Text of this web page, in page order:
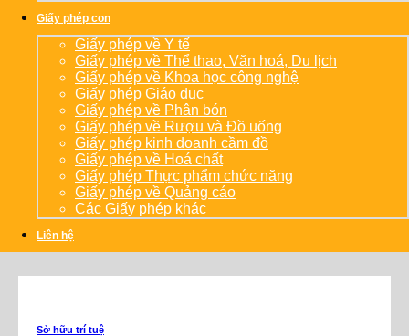
Giấy phép con
Giấy phép về Y tế
Giấy phép về Thể thao, Văn hoá, Du lịch
Giấy phép về Khoa học công nghệ
Giấy phép Giáo dục
Giấy phép về Phân bón
Giấy phép về Rượu và Đồ uống
Giấy phép kinh doanh cầm đồ
Giấy phép về Hoá chất
Giấy phép Thực phẩm chức năng
Giấy phép về Quảng cáo
Các Giấy phép khác
Liên hệ
Sở hữu trí tuệ